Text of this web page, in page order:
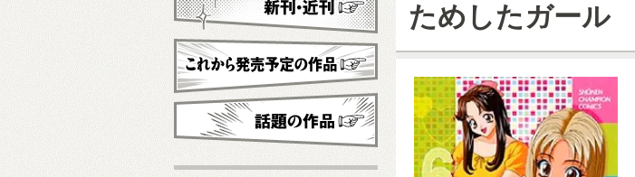
ためしたガール
新刊・近刊
これから発売予定